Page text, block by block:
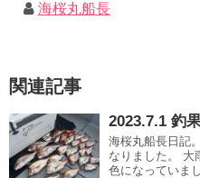
海桜丸船長
関連記事
2023.7.1 釣
海桜丸船長日記
なりました。 大
色になっていま